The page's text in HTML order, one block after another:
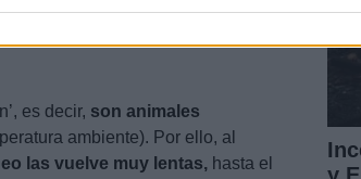
estado debido a sus altas
es decir, son animales
ambiente). Por ello, al
las vuelve muy lentas, hasta el